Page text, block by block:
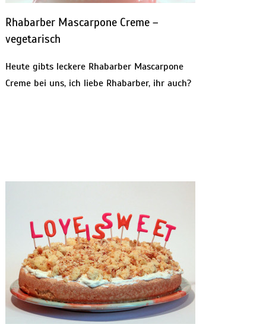
Rhabarber Mascarpone Creme –
vegetarisch
Heute gibts leckere Rhabarber Mascarpone
Creme bei uns, ich liebe Rhabarber, ihr auch?